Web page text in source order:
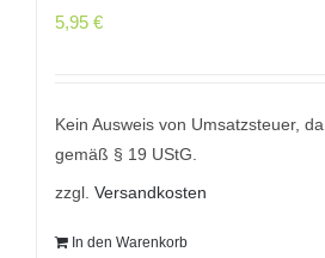
5,95 €
Kein Ausweis von Umsatzsteuer,
gemäß § 19 UStG.
zzgl. Versandkosten
In den Warenkorb